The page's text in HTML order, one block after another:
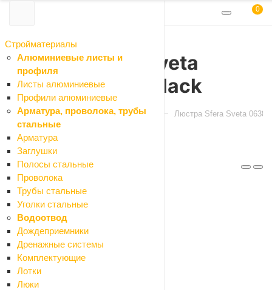
Стройматериалы
Алюминиевые листы и
профиля
Листы алюминиевые
Профили алюминиевые
Арматура, проволока, трубы
стальные
Арматура
Заглушки
Полосы стальные
Проволока
Трубы стальные
Уголки стальные
Водоотвод
Дождеприемники
Дренажные системы
Комплектующие
Лотки
Люки
0
Люстра Sfera Sveta
06382/2 Pearl black
Главная Каталог Освещение Люстра Sfera Sveta
Артикул: 06382/2 Pearl black
Код: 105486
Характеристики
Отзывы
Как купить
Оплата
Доставка